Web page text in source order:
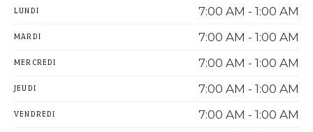
LUNDI 7:00 AM - 1:00 AM
MARDI 7:00 AM - 1:00 AM
MERCREDI 7:00 AM - 1:00 AM
JEUDI 7:00 AM - 1:00 AM
VENDREDI 7:00 AM - 1:00 AM